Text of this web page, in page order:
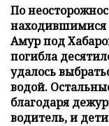
По
находившимися
Амур под
погибла
удалось
водой.
благодаря
водитель, и